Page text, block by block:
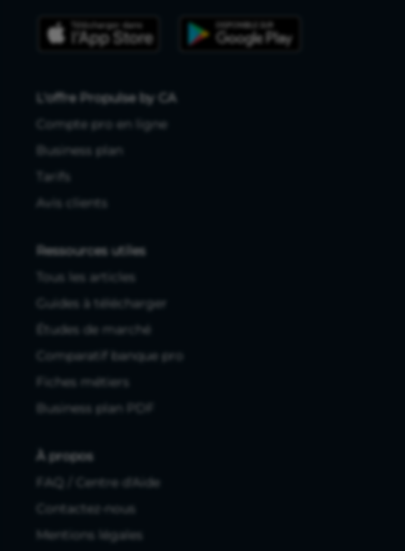
L'offre Propulse by CA
Compte pro en ligne
Business plan
Tarifs
Avis clients
Ressources utiles
Tous les articles
Guides à télécharger
Études de marché
Comparatif banque pro
Fiches métiers
Business plan PDF
À propos
FAQ / Centre d'Aide
Contactez-nous
Mentions légales